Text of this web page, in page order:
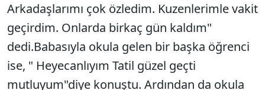
Arkadaşlarımı çok özledim. Kuzenlerimle vakit
geçirdim. Onlarda birkaç gün kaldım"
dedi.Babasıyla okula gelen bir başka öğrenci
ise, " Heyecanlıyım Tatil güzel geçti
mutluyum"diye konuştu. Ardından da okula